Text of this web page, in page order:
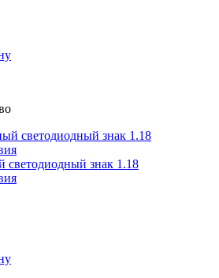
светодиодный знак 1.18